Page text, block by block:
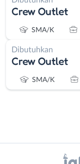
Crew Outlet
SMA/K
Dibutuhkan
Crew Outlet
SMA/K
Administrasi
Bebas